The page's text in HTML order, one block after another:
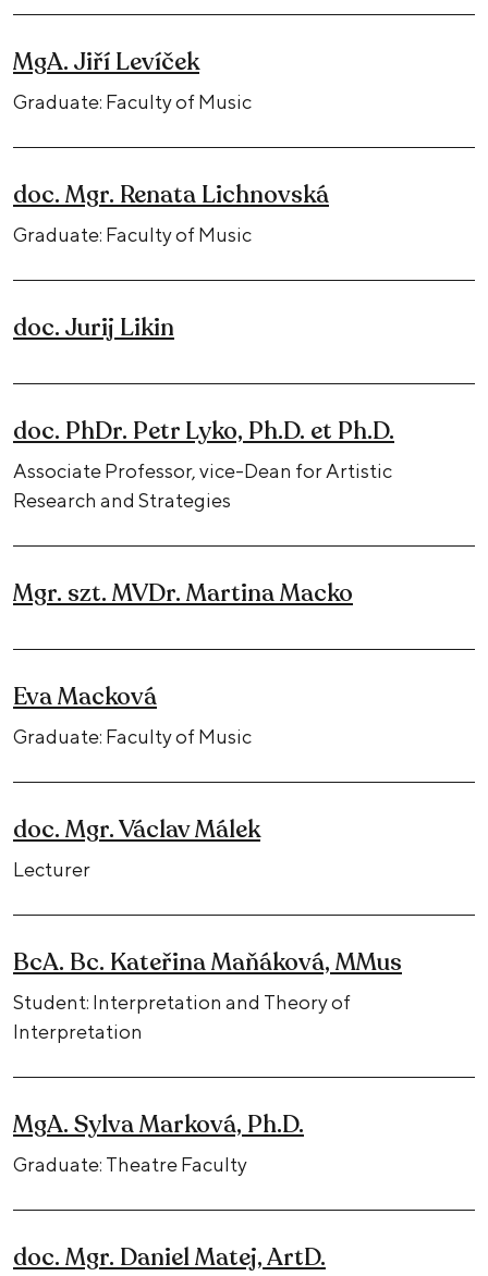
MgA. Jiří Levíček
Graduate: Faculty of Music
doc. Mgr. Renata Lichnovská
Graduate: Faculty of Music
doc. Jurij Likin
doc. PhDr. Petr Lyko, Ph.D. et Ph.D.
Associate Professor, vice-Dean for Artistic
Research and Strategies
Mgr. szt. MVDr. Martina Macko
Eva Macková
Graduate: Faculty of Music
doc. Mgr. Václav Málek
Lecturer
BcA. Bc. Kateřina Maňáková, MMus
Student: Interpretation and Theory of
Interpretation
MgA. Sylva Marková, Ph.D.
Graduate: Theatre Faculty
doc. Mgr. Daniel Matej, ArtD.